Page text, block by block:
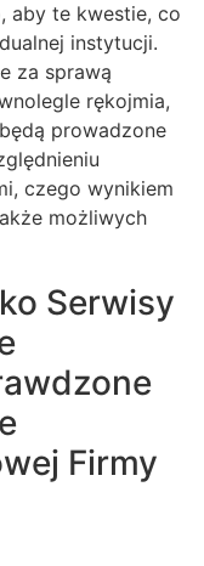
aby te kwestie, co
instytucji.
za sprawą
rękojmia,
prowadzone
czego wynikiem
możliwych
Serwisy
Firmy